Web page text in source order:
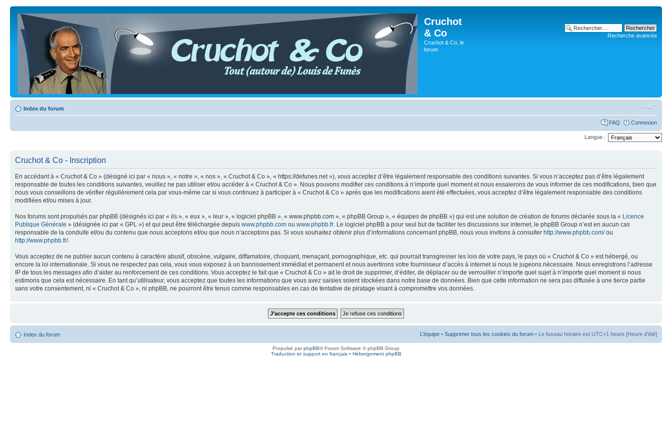
Cruchot
& Co
Cruchot & Co, le
forum
Recherche avancée
Index du forum
FAQ Connexion
Langue :
Cruchot & Co - Inscription
En accédant à « Cruchot & Co » (désigné ici par « nous », « notre », « nos », « Cruchot & Co », « https://defunes.net »), vous acceptez d’être légalement responsable des conditions suivantes. Si vous n’acceptez pas d’être légalement
responsable de toutes les conditions suivantes, veuillez ne pas utiliser et/ou accéder à « Cruchot & Co ». Nous pouvons modifier ces conditions à n’importe quel moment et nous essaierons de vous informer de ces modifications, bien que
nous vous conseillons de vérifier régulièrement cela par vous-même car si vous continuez à participer à « Cruchot & Co » après que les modifications aient été effectuées, vous acceptez d’être légalement responsable des conditions
modifiées et/ou mises à jour.
Nos forums sont propulsés par phpBB (désignés ici par « ils », « eux », « leur », « logiciel phpBB », « www.phpbb.com », « phpBB Group », « équipes de phpBB ») qui est une solution de création de forums déclarée sous la « Licence
Publique Générale » (désignée ici par « GPL ») et qui peut être téléchargée depuis www.phpbb.com ou www.phpbb.fr . Le logiciel phpBB a pour seul but de faciliter les discussions sur internet, le phpBB Group n’est en aucun cas
responsable de la conduite et/ou du contenu que nous acceptons et/ou que nous n’acceptons pas. Si vous souhaitez obtenir plus d’informations concernant phpBB, nous vous invitons à consulter http://www.phpbb.com/ou
http://www.phpbb.fr/.
Vous acceptez de ne publier aucun contenu à caractère abusif, obscène, vulgaire, diffamatoire, choquant, menaçant, pornographique, etc. qui pourrait transgresser les lois de votre pays, le pays où « Cruchot & Co » est hébergé, ou
encore la loi internationale. Si vous ne respectez pas cela, vous vous exposez à un bannissement immédiat et permanent et nous avertirons votre fournisseur d’accès à internet si nous le jugeons nécessaire. Nous enregistrons l’adresse
IP de tous les messages afin d’aider au renforcement de ces conditions. Vous acceptez le fait que « Cruchot & Co » ait le droit de supprimer, d’éditer, de déplacer ou de verrouiller n’importe quel sujet à n’importe quel moment si nous
estimons que cela est nécessaire. En tant qu’utilisateur, vous acceptez que toutes les informations que vous avez saisies soient stockées dans notre base de données. Bien que cette information ne sera pas diffusée à une tierce partie
sans votre consentement, ni « Cruchot & Co », ni phpBB, ne pourront être tenus comme responsables en cas de tentative de piratage visant à compromettre vos données.
Index du forum L’équipe • Supprimer tous les cookies du forum • Le fuseau horaire est UTC+1 heure [Heure d’été]
Propulsé parphpBB® Forum Software © phpBB Group
Traduction et support en français• Hébergement phpBB